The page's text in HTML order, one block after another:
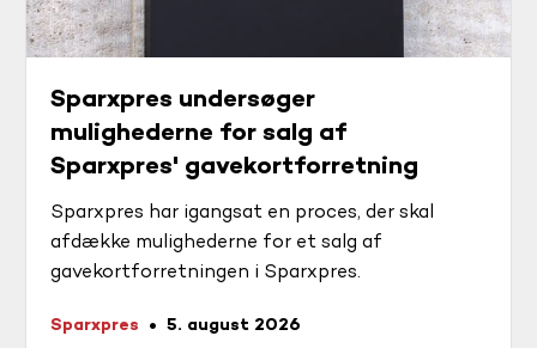
Sparxpres undersøger
mulighederne for salg af
Sparxpres' gavekortforretning
Sparxpres har igangsat en proces, der skal
afdække mulighederne for et salg af
gavekortforretningen i Sparxpres.
Sparxpres 5. august 2026